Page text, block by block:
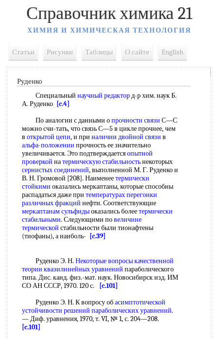
Справочник химика 21
ХИМИЯ И ХИМИЧЕСКАЯ ТЕХНОЛОГИЯ
Статьи Рисунки Таблицы О сайте English
Руденко
Специальный научный редакторд-р хим. наук Б.
А. Руденко [c.4]
По аналогии с данными опрочности связи С—С
можно счи-тать, что связь С—5 в цикле прочнее, чем
в открытой цепи, и при наличии двойной связи в
альфа-положении прочность ее значительно
увеличивается. Это подтверждаетсяопытной
проверкой натермическую стабильностьнекоторых
сернистых соединений, выполненной М. Г. Руденко и
В. Н. Громовой [208]. Наименеетермически
стойкими оказались меркаптаны, которые способны
распадаться даже при температурах перегонки
различных фракций нефти. Соответствующие
меркаптанам сульфидыоказались болеетермически
стабильными. Следующими повеличине
термической стабильности были тионафтены
(тиофаны), а наиболь-
[c.39]
Руденко Э. Н. Некоторые вопросыкачественной
теории квазилинейных уравнений параболического
типа. Дис. канд. физ.-мат. наук. Новосибирск изд. ИМ
СО АН СССР, 1970. 120 с.
[c.101]
Руденко Э. Н. К вопросу обасимптотической
устойчивости решений параболических уравнений.
— Диф. уравнения, 1970, т. VI, № 1, с. 204—208.
[c.101]